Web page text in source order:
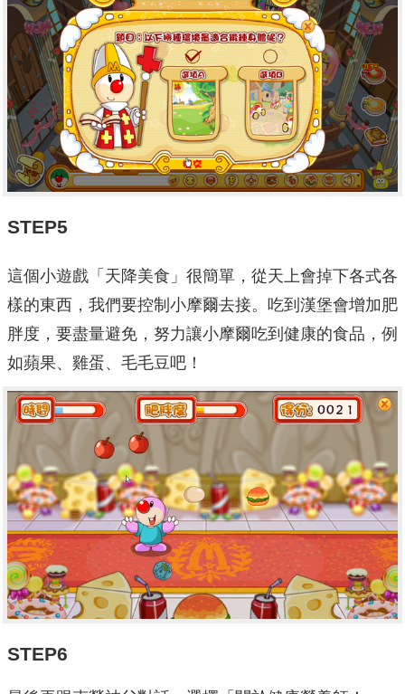
STEP5
這個小遊戲「天降美食」很簡單，從天上會掉下各式各
樣的東西，我們要控制小摩爾去接。吃到漢堡會增加肥
胖度，要盡量避免，努力讓小摩爾吃到健康的食品，例
如蘋果、雞蛋、毛毛豆吧！
STEP6